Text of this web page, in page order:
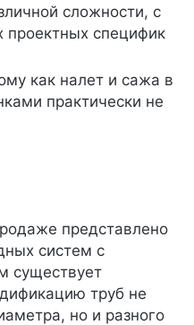
сложности, с
проектных специфик
как налет и сажа в
практически не
представлено
систем с
существует
труб не
но и разного